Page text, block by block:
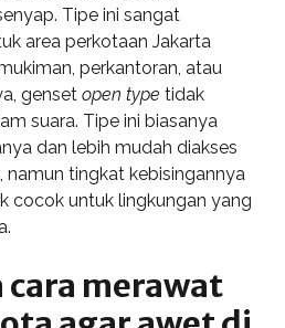
Tipe ini sangat
area perkotaan Jakarta
perkantoran, atau
genset open type tidak
suara. Tipe ini biasanya
dan lebih mudah diakses
namun tingkat kebisingannya
cocok untuk lingkungan yang
cara merawat